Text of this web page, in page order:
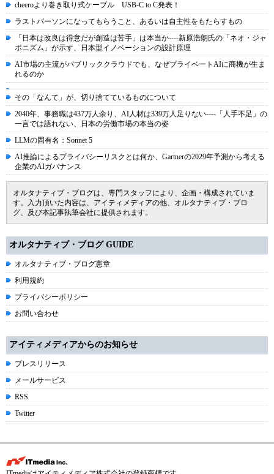
cheeroより巻き取り式ケーブル USB-C to C発表！
ラストパーソンになってもらうこと、あるいは自主性をもたらすもの
「日本は改良は得意だが創造は苦手」は本当か----新原浩朗氏の「ネオ・ジャ
ポニズム」が示す、日本型イノベーションの設計原理
AI市場の主流がパブリッククラウドでも、なぜプライベートAIに商機が生ま
れるのか
その「なんて」が、切り捨てているものについて
2040年、事務職は437万人余り、AI人材は339万人足りない----「人手不足」の
一言では語れない、日本の労働市場の本当の姿
LLMの固有名：Sonnet 5
AI推論によるプライバシーリスクとは何か、Gartnerの2029年予測から考える
企業のAIガバナンス
オルタナティブ・ブログは、専門スタッフにより、企画・構成されていま
す。入力頂いた内容は、アイティメディアの他、オルタナティブ・ブロ
グ、及び本記事執筆会社に提供されます。
オルタナティブ・ブログ GUIDE
オルタナティブ・ブログ憲章
利用規約
プライバシーポリシー
お問い合わせ
アイティメディアからのお知らせ
プレスリリース
メールサービス
RSS
Twitter